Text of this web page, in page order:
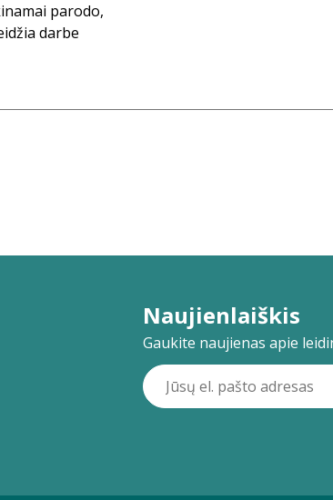
parodo,
darbe
Naujienlaiškis
Gaukite naujienas apie